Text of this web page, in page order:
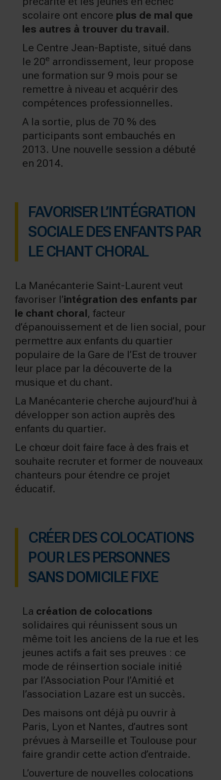
scolaire ont encore plus de mal que
les autres à trouver du travail.
Le Centre Jean-Baptiste, situé dans
le 20e arrondissement, leur propose
une formation sur 9 mois pour se
remettre à niveau et acquérir des
compétences professionnelles.
A la sortie, plus de 70 % des
participants sont embauchés en
2013. Une nouvelle session a débuté
en 2014.
FAVORISER L’INTÉGRATION
SOCIALE DES ENFANTS PAR
LE CHANT CHORAL
La Manécanterie Saint-Laurent veut
favoriser l’intégrat­ion des enfants par
le chant choral, facteur
d’épanouissement et de lien social, pour
permettre aux enfants du quartier
populaire de la Gare de l’Est de trouver
leur place par la découverte de la
musique et du chant.
La Manécanterie cherche aujourd’hui à
développer son action auprès des
enfants du quartier.
Le chœur doit faire face à des frais et
souhaite recruter et former de nouveaux
chanteurs pour étendre ce projet
éducatif.
CRÉER DES COLOCATIONS
POUR LES PERSONNES
SANS DOMICILE FIXE
La création de colocations
solidaires qui réunissent sous un
même toit les anciens de la rue et les
jeunes actifs a fait ses preuves : ce
mode de réinsertion sociale initié
par l’Association Pour l’Amitié et
l’association Lazare est un succès.
Des maisons ont déjà pu ouvrir à
Paris, Lyon et Nantes, d’autres sont
prévues à Marseille et Toulouse pour
faire grandir cette action d’entraide.
L’ouverture de nouvelles colocations